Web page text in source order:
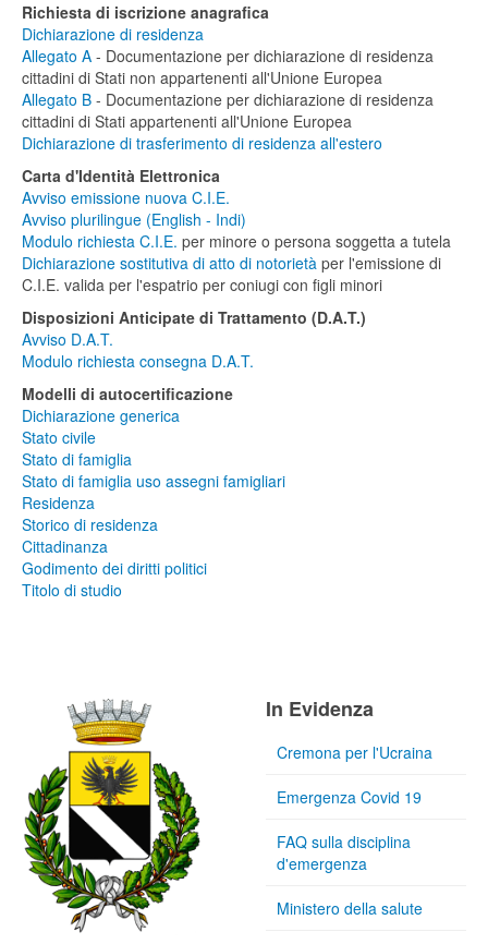
Richiesta di iscrizione anagrafica
Dichiarazione di residenza
Allegato A - Documentazione per dichiarazione di residenza
cittadini di Stati non appartenenti all'Unione Europea
Allegato B - Documentazione per dichiarazione di residenza
cittadini di Stati appartenenti all'Unione Europea
Dichiarazione di trasferimento di residenza all'estero
Carta d'Identità Elettronica
Avviso emissione nuova C.I.E.
Avviso plurilingue (English - Indi)
Modulo richiesta C.I.E. per minore o persona soggetta a tutela
Dichiarazione sostitutiva di atto di notorietà per l'emissione di
C.I.E. valida per l'espatrio per coniugi con figli minori
Disposizioni Anticipate di Trattamento (D.A.T.)
Avviso D.A.T.
Modulo richiesta consegna D.A.T.
Modelli di autocertificazione
Dichiarazione generica
Stato civile
Stato di famiglia
Stato di famiglia uso assegni famigliari
Residenza
Storico di residenza
Cittadinanza
Godimento dei diritti politici
Titolo di studio
In Evidenza
Cremona per l'Ucraina
Emergenza Covid 19
FAQ sulla disciplina
d'emergenza
Ministero della salute